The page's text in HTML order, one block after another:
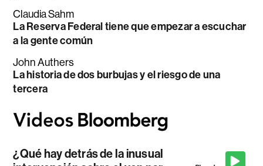
Claudia Sahm
La Reserva Federal tiene que empezar a escuchar
a la gente común
John Authers
La historia de dos burbujas y el riesgo de una
tercera
¿Qué hay detrás de la inusual